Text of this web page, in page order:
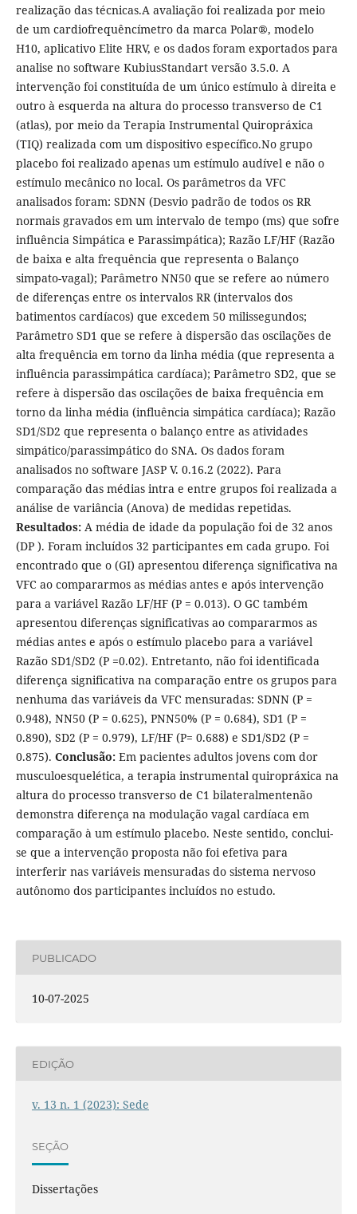
realização das técnicas.A avaliação foi realizada por meio
de um cardiofrequêncímetro da marca Polar®, modelo
H10, aplicativo Elite HRV, e os dados foram exportados para
analise no software KubiusStandart versão 3.5.0. A
intervenção foi constituída de um único estímulo à direita e
outro à esquerda na altura do processo transverso de C1
(atlas), por meio da Terapia Instrumental Quiropráxica
(TIQ) realizada com um dispositivo específico.No grupo
placebo foi realizado apenas um estímulo audível e não o
estímulo mecânico no local. Os parâmetros da VFC
analisados foram: SDNN (Desvio padrão de todos os RR
normais gravados em um intervalo de tempo (ms) que sofre
influência Simpática e Parassimpática); Razão LF/HF (Razão
de baixa e alta frequência que representa o Balanço
simpato-vagal); Parâmetro NN50 que se refere ao número
de diferenças entre os intervalos RR (intervalos dos
batimentos cardíacos) que excedem 50 milissegundos;
Parâmetro SD1 que se refere à dispersão das oscilações de
alta frequência em torno da linha média (que representa a
influência parassimpática cardíaca); Parâmetro SD2, que se
refere à dispersão das oscilações de baixa frequência em
torno da linha média (influência simpática cardíaca); Razão
SD1/SD2 que representa o balanço entre as atividades
simpático/parassimpático do SNA. Os dados foram
analisados no software JASP V. 0.16.2 (2022). Para
comparação das médias intra e entre grupos foi realizada a
análise de variância (Anova) de medidas repetidas.
Resultados: A média de idade da população foi de 32 anos
(DP ). Foram incluídos 32 participantes em cada grupo. Foi
encontrado que o (GI) apresentou diferença significativa na
VFC ao compararmos as médias antes e após intervenção
para a variável Razão LF/HF (P = 0.013). O GC também
apresentou diferenças significativas ao compararmos as
médias antes e após o estímulo placebo para a variável
Razão SD1/SD2 (P =0.02). Entretanto, não foi identificada
diferença significativa na comparação entre os grupos para
nenhuma das variáveis da VFC mensuradas: SDNN (P =
0.948), NN50 (P = 0.625), PNN50% (P = 0.684), SD1 (P =
0.890), SD2 (P = 0.979), LF/HF (P= 0.688) e SD1/SD2 (P =
0.875). Conclusão:Em pacientes adultos jovens com dor
musculoesquelética, a terapia instrumental quiropráxica na
altura do processo transverso de C1 bilateralmentenão
demonstra diferença na modulação vagal cardíaca em
comparação à um estímulo placebo. Neste sentido, conclui-
se que a intervenção proposta não foi efetiva para
interferir nas variáveis mensuradas do sistema nervoso
autônomo dos participantes incluídos no estudo.
PUBLICADO
10-07-2025
EDIÇÃO
v. 13 n. 1 (2023): Sede
SEÇÃO
Dissertações